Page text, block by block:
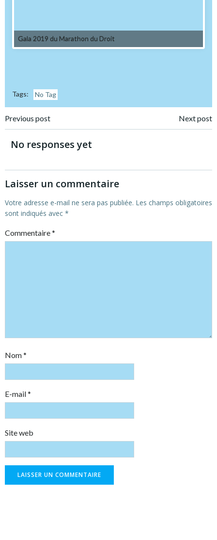
Gala 2019 du Marathon du Droit
Tags: No Tag
Post
navigation
Previous post Next post
No responses yet
Laisser un commentaire
Votre adresse e-mail ne sera pas publiée. Les champs obligatoires
sont indiqués avec *
Commentaire*
Nom*
E-mail*
Site web